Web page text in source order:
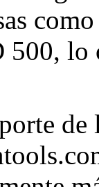
500, lo